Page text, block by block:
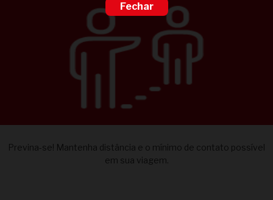
Previna-se! Mantenha distância e o mínimo de contato possível
em sua viagem.
Fechar